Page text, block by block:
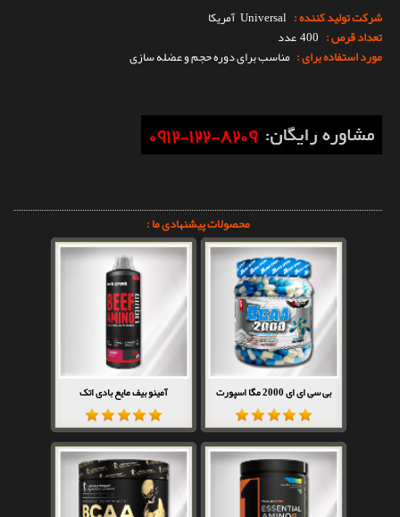
شرکت تولید کننده : Universal آمریکا
تعداد قرص : 400 عدد
مورد استفاده برای : مناسب برای دوره حجم و عضله سازی
محصولات پیشنهادی ما :
بی سی ای ای 2000 مگا اسپورت آمینو بیف مایع بادی اتک